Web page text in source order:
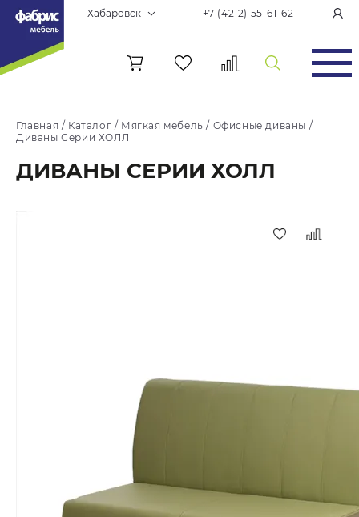
Хабаровск +7 (4212) 55-61-62
Главная / Каталог / Мягкая мебель / Офисные диваны /
Диваны Серии ХОЛЛ
ДИВАНЫ СЕРИИ ХОЛЛ